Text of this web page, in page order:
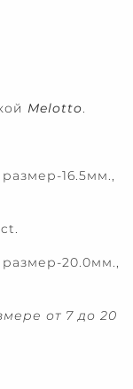
Melotto.
размер-16.5мм.,
размер-20.0мм.,
от 7 до 20